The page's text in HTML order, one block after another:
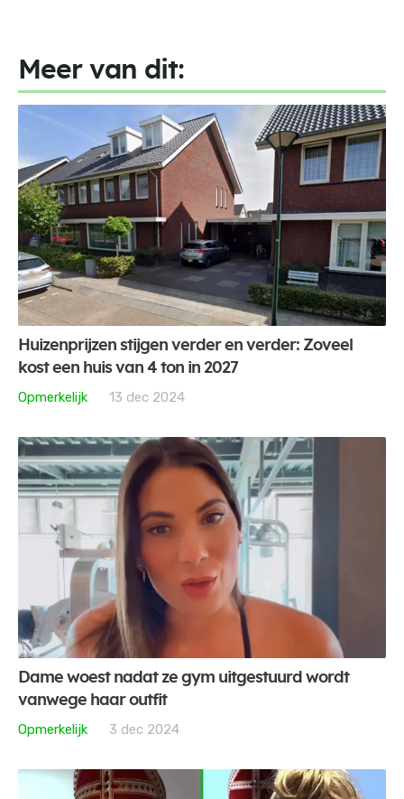
Meer van dit:
Huizenprijzen stijgen verder en verder: Zoveel
kost een huis van 4 ton in 2027
Opmerkelijk
13 dec 2024
Dame woest nadat ze gym uitgestuurd wordt
vanwege haar outfit
Opmerkelijk
3 dec 2024